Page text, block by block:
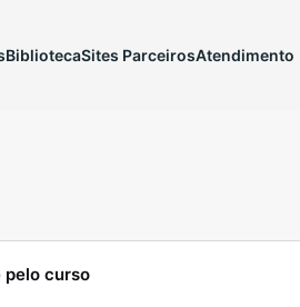
BibliotecaSites ParceirosAtendimento
pelo curso